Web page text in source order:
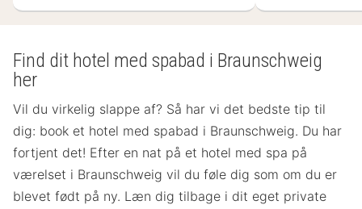
Find dit hotel med spabad i Braunschweig
her
Vil du virkelig slappe af? Så har vi det bedste tip til
dig: book et hotel med spabad i Braunschweig. Du har
fortjent det! Efter en nat på et hotel med spa på
værelset i Braunschweig vil du føle dig som om du er
blevet født på ny. Læn dig tilbage i dit eget private